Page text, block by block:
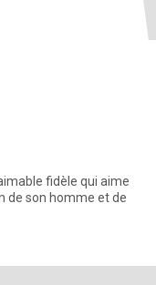
fidèle qui aime
de son homme et de